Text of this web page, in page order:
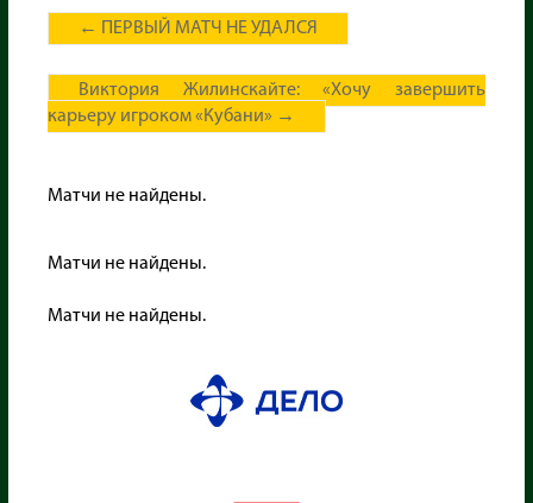
← ПЕРВЫЙ МАТЧ НЕ УДАЛСЯ
Виктория Жилинскайте: «Хочу завершить
карьеру игроком «Кубани» →
Матчи не найдены.
Матчи не найдены.
Матчи не найдены.